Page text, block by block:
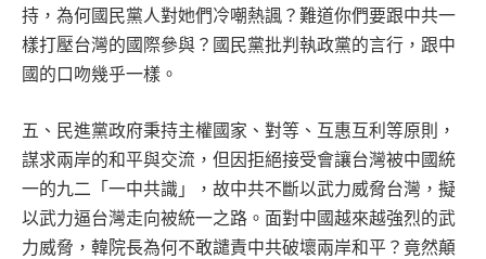
持，為何國民黨人對她們冷嘲熱諷？難道你們要跟中共一
樣打壓台灣的國際參與？國民黨批判執政黨的言行，跟中
國的口吻幾乎一樣。
五、民進黨政府秉持主權國家、對等、互惠互利等原則，
謀求兩岸的和平與交流，但因拒絕接受會讓台灣被中國統
一的九二「一中共識」，故中共不斷以武力威脅台灣，擬
以武力逼台灣走向被統一之路。面對中國越來越強烈的武
力威脅，韓院長為何不敢譴責中共破壞兩岸和平？竟然顛